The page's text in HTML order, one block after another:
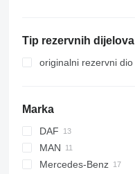
Tip rezervnih dijelova
originalni rezervni dio
Marka
DAF
CF
XF
Stralis
MAN
L2000
Mercedes-Benz